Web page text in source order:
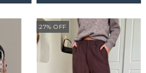
27% OFF